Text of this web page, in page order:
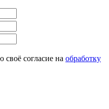
согласие на обработку